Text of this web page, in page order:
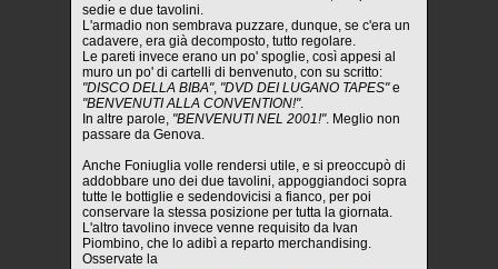
sedie e due tavolini.
L'armadio non sembrava puzzare, dunque, se c'era un
cadavere, era già decomposto, tutto regolare.
Le pareti invece erano un po' spoglie, così appesi al
muro un po' di cartelli di benvenuto, con su scritto:
"DISCO DELLA BIBA", "DVD DEI LUGANO TAPES"e
"BENVENUTI ALLA CONVENTION!".
In altre parole, "BENVENUTI NEL 2001!". Meglio non
passare da Genova.
Anche Foniuglia volle rendersi utile, e si preoccupò di
addobbare uno dei due tavolini, appoggiandoci sopra
tutte le bottiglie e sedendovicisi a fianco, per poi
conservare la stessa posizione per tutta la giornata.
L'altro tavolino invece venne requisito da Ivan
Piombino, che lo adibì a reparto merchandising.
Osservate la